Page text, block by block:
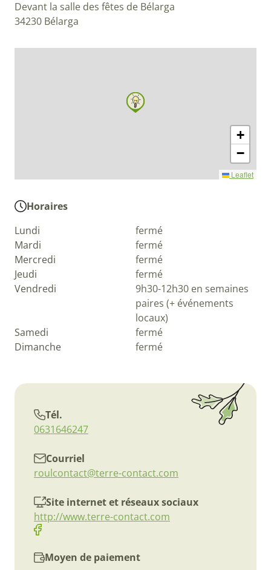
Devant la salle des fêtes de Bélarga
34230 Bélarga
+
−
Leaflet
Horaires
Lundi
fermé
Mardi
fermé
Mercredi
fermé
Jeudi
fermé
Vendredi
9h30-12h30 en semaines
paires (+ événements
locaux)
Samedi
fermé
Dimanche
fermé
Tél.
0631646247
Courriel
roulcontact@terre-contact.com
Site internet et réseaux sociaux
http://www.terre-contact.com
Moyen de paiement